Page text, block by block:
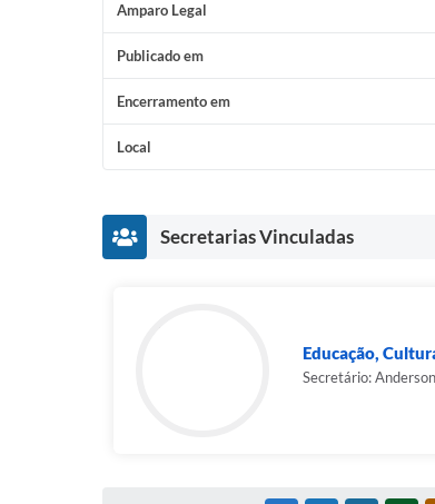
Amparo Legal
Publicado em
Encerramento em
Local
Secretarias Vinculadas
Educação,
Secretário: